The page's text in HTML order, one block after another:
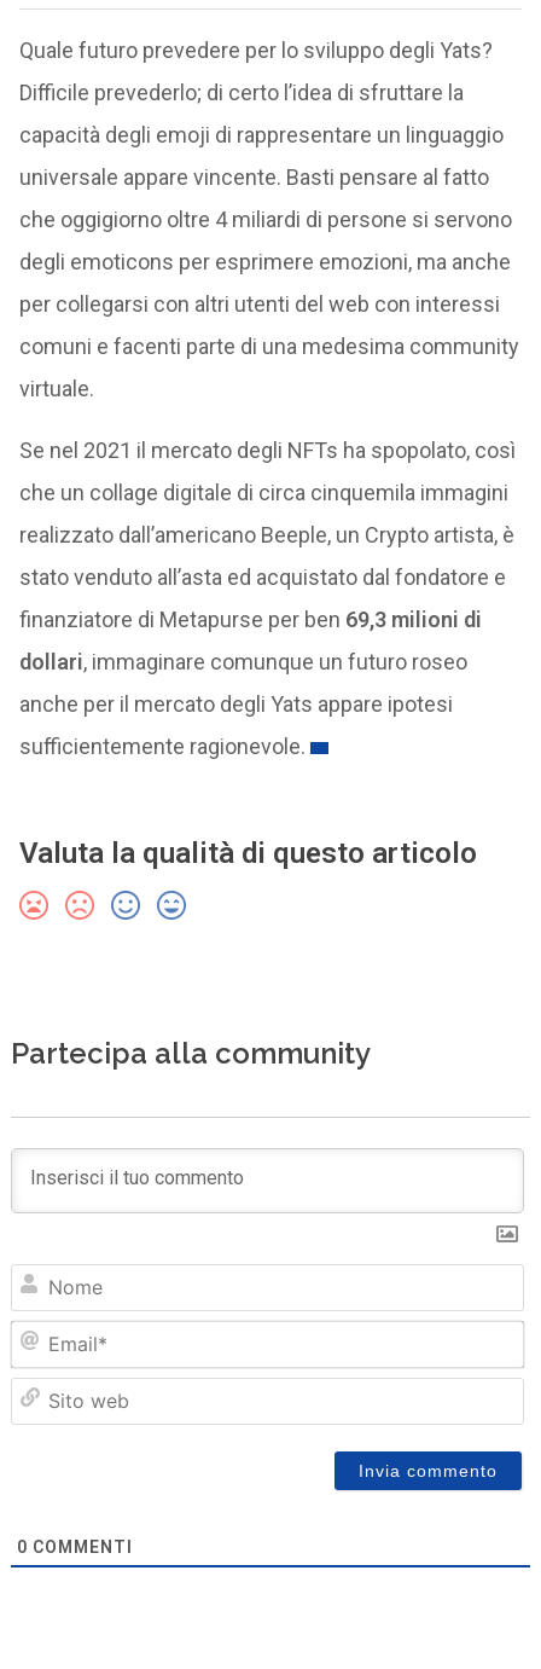
Quale futuro prevedere per lo sviluppo degli Yats?
Difficile prevederlo; di certo l’idea di sfruttare la
capacità degli emoji di rappresentare un linguaggio
universale appare vincente. Basti pensare al fatto
che oggigiorno oltre 4 miliardi di persone si servono
degli emoticons per esprimere emozioni, ma anche
per collegarsi con altri utenti del web con interessi
comuni e facenti parte di una medesima community
virtuale.
Se nel 2021 il mercato degli NFTs ha spopolato, così
che un collage digitale di circa cinquemila immagini
realizzato dall’americano Beeple, un Crypto artista, è
stato venduto all’asta ed acquistato dal fondatore e
finanziatore di Metapurse per ben 69,3 milioni di
dollari, immaginare comunque un futuro roseo
anche per il mercato degli Yats appare ipotesi
sufficientemente ragionevole.
Valuta la qualità di questo articolo
Partecipa alla community
0 COMMENTI